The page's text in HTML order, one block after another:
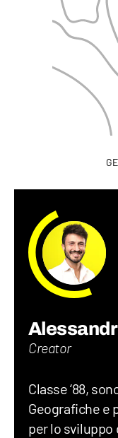
Creator
Classe ‘88,
Geografiche e
per lo